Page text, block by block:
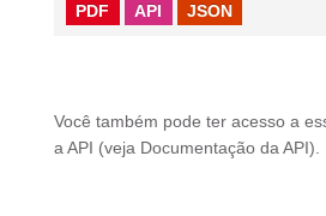
PDF API JSON
Você também pode ter acesso a
a API (veja Documentação da API ).